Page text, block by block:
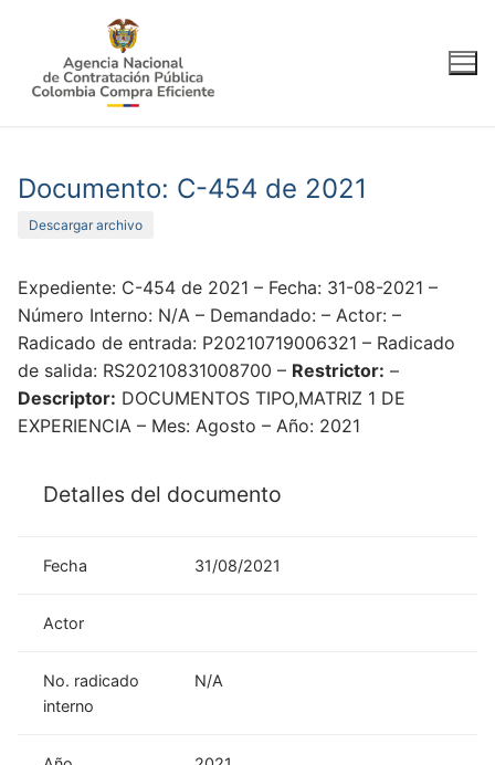
contenido
Documento: C-454 de 2021
Descargar archivo
Expediente: C-454 de 2021 – Fecha: 31-08-2021 –
Número Interno: N/A – Demandado: – Actor: –
Radicado de entrada: P20210719006321 – Radicado
de salida: RS20210831008700 – Restrictor: –
Descriptor: DOCUMENTOS TIPO,MATRIZ 1 DE
EXPERIENCIA – Mes: Agosto – Año: 2021
Detalles del documento
Fecha 31/08/2021
Actor
No. radicado
interno
N/A